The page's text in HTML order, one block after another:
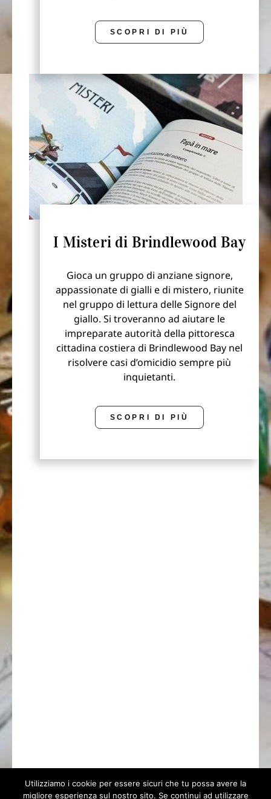
SCOPRI DI PIÙ
I Misteri di Brindlewood Bay
Gioca un gruppo di anziane signore,
appassionate di gialli e di mistero, riunite
nel gruppo di lettura delle Signore del
giallo. Si troveranno ad aiutare le
impreparate autorità della pittoresca
cittadina costiera di Brindlewood Bay nel
risolvere casi d’omicidio sempre più
inquietanti.
SCOPRI DI PIÙ
Utilizziamo i cookie per essere sicuri che tu possa avere la
migliore esperienza sul nostro sito. Se continui ad utilizzare